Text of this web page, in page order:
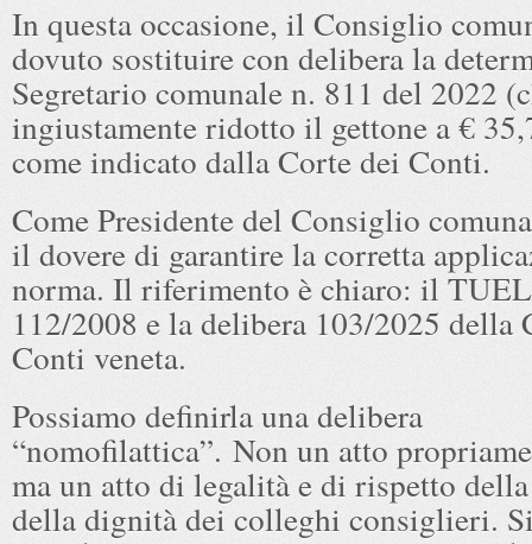
In questa occasione, il Consiglio
dovuto sostituire con delibera la
Segretario comunale n. 811 del 2022
ingiustamente ridotto il gettone a €
come indicato dalla Corte dei Conti.
Come Presidente del Consiglio
il dovere di garantire la corretta
norma. Il riferimento è chiaro: il
112/2008 e la delibera 103/2025 della
Conti veneta.
Possiamo definirla una delibera
“nomofilattica”. Non un atto
ma un atto di legalità e di rispetto
della dignità dei colleghi consiglieri.